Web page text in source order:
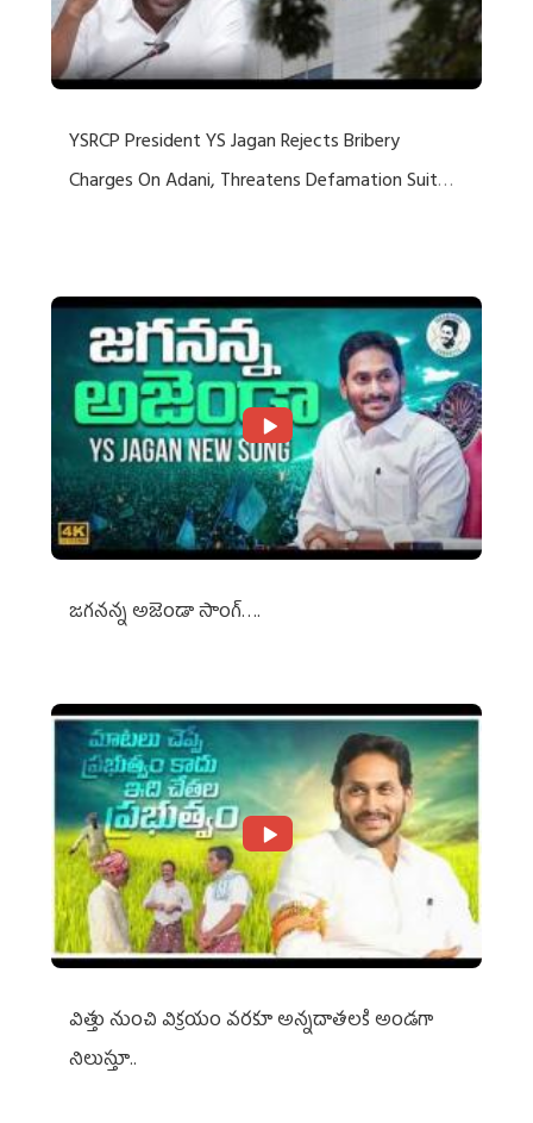
YSRCP President YS Jagan Rejects Bribery
Charges On Adani, Threatens Defamation Suit
జగనన్న అజెండా సాంగ్….
విత్తు నుంచి విక్రయం వరకూ అన్నదాతలకి అండగా
నిలుస్తూ..